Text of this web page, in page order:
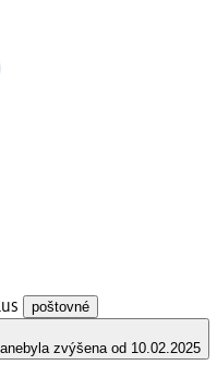
poštovné
nebyla zvýšena od 10.02.2025